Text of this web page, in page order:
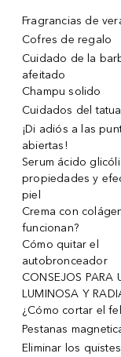
Fragrancias de
Cofres de regalo
Cuidado de la
afeitado
Champu solido
Cuidados del
¡Di adiós a las
abiertas!
Serum ácido
propiedades y
piel
Crema con
funcionan?
Cómo quitar el
autobronceador
CONSEJOS PARA
LUMINOSA Y
¿Cómo cortar el
Pestanas
Eliminar los